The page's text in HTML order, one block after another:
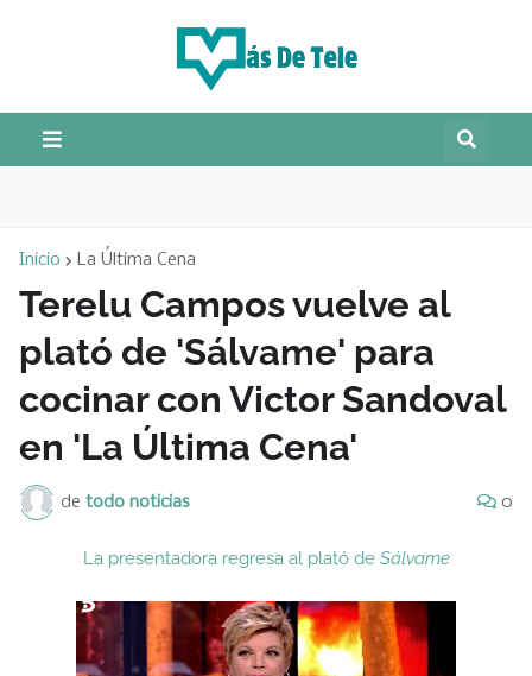
Inicio La Última Cena
Terelu Campos vuelve al
plató de 'Sálvame' para
cocinar con Victor Sandoval
en 'La Última Cena'
de todo noticias 0
La presentadora regresa al plató de Sálvame